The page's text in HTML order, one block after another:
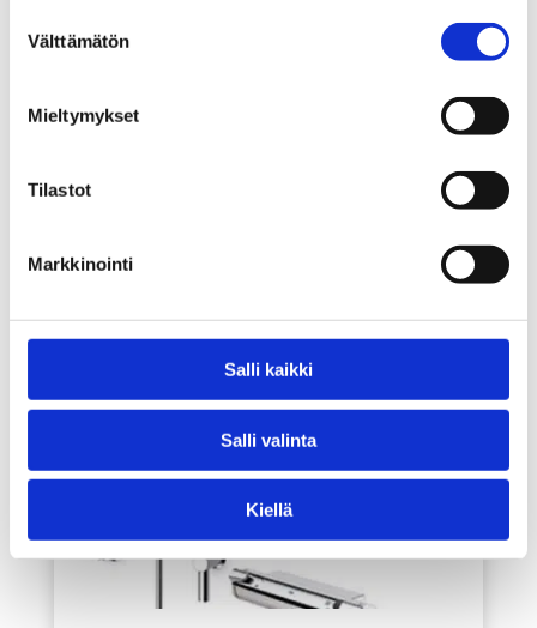
valinta
Välttämätön
Mieltymykset
Tilastot
Markkinointi
Salli kaikki
Salli valinta
Kiellä
Tekniset tiedot
Katso mittapiirrustukset